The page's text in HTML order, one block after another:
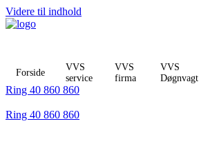
Videre til indhold
Forside
VVS
service
VVS
firma
VVS
Døgnvagt
Ring 40 860 860
Ring 40 860 860